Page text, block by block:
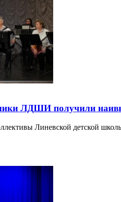
ЛДШИ получили
Линевской детской